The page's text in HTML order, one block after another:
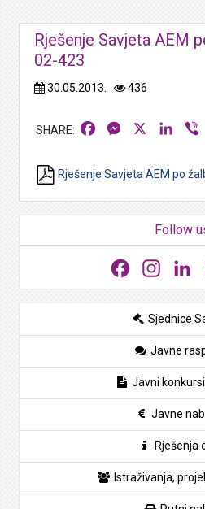
Rješenje Savjeta AEM
02-423
30.05.2013. 436
FacebookMessenger
Rješenje Savjeta AEM po
Follow
Facebook
Sjednice
Javne
Javni
Javne
Rješenja
Istraživanja,